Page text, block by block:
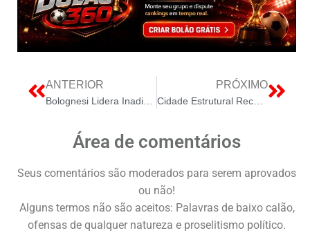
ANTERIOR PRÓXIMO
Área de comentários
Seus comentários são moderados para serem aprovados
ou não!
Alguns termos não são aceitos: Palavras de baixo calão,
ofensas de qualquer natureza e proselitismo político.